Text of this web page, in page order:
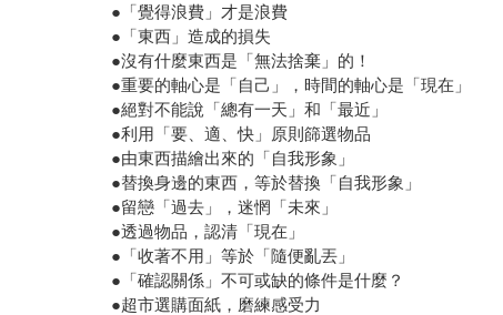
●「覺得浪費」才是浪費
●「東西」造成的損失
●沒有什麼東西是「無法捨棄」的！
●重要的軸心是「自己」，時間的軸心是「現在」
●絕對不能說「總有一天」和「最近」
●利用「要、適、快」原則篩選物品
●由東西描繪出來的「自我形象」
●替換身邊的東西，等於替換「自我形象」
●留戀「過去」，迷惘「未來」
●透過物品，認清「現在」
●「收著不用」等於「隨便亂丟」
●「確認關係」不可或缺的條件是什麼？
●超市選購面紙，磨練感受力